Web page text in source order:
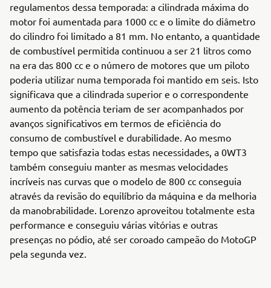
regulamentos dessa temporada: a cilindrada máxima do
motor foi aumentada para 1000 cc e o limite do diâmetro
do cilindro foi limitado a 81 mm. No entanto, a quantidade
de combustível permitida continuou a ser 21 litros como
na era das 800 cc e o número de motores que um piloto
poderia utilizar numa temporada foi mantido em seis. Isto
significava que a cilindrada superior e o correspondente
aumento da potência teriam de ser acompanhados por
avanços significativos em termos de eficiência do
consumo de combustível e durabilidade. Ao mesmo
tempo que satisfazia todas estas necessidades, a 0WT3
também conseguiu manter as mesmas velocidades
incríveis nas curvas que o modelo de 800 cc conseguia
através da revisão do equilíbrio da máquina e da melhoria
da manobrabilidade. Lorenzo aproveitou totalmente esta
performance e conseguiu várias vitórias e outras
presenças no pódio, até ser coroado campeão do MotoGP
pela segunda vez.